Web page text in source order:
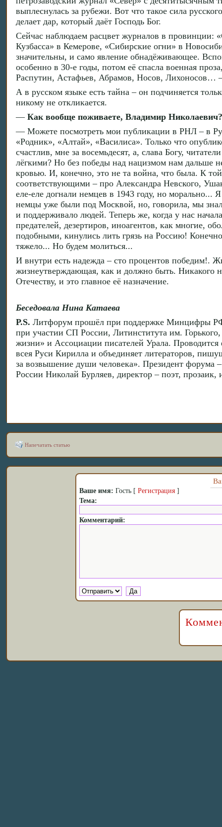
выплеснулась за рубежи. Вот что такое сила
делает дар, который даёт Господь Бог.
Сейчас наблюдаем расцвет журналов в провинции:
Кузбасса» в Кемерове, «Сибирские огни» в
значительны, и само явление обнадёживающее.
особенно в 30-е годы, потом её спасла военная
Распутин, Астафьев, Абрамов, Носов, Лихоносов…
А в русском языке есть тайна – он подчиняется
никому не откликается.
— Как вообще поживаете, Владимир
— Можете посмотреть мои публикации в РНЛ – в
«Родник», «Алтай», «Василиса». Только что
счастлив, мне за восемьдесят, а, слава Богу,
лёгкими? Но без победы над нацизмом нам дальше
кровью. И, конечно, это не та война, что была. К
соответствующими – про Александра Невского,
еле-еле догнали немцев в 1943 году, но морально...
немцы уже были под Москвой, но, говорила, мы
и поддерживало людей. Теперь же, когда у нас
предателей, дезертиров, иноагентов, как многие,
подобными, кинулись лить грязь на Россию!
тяжело... Но будем молиться...
И внутри есть надежда – сто процентов победим!.
жизнеутверждающая, как и должно быть. Никакого
Отечеству, и это главное её назначение.
Беседовала Нина Катаева
P.S. Литфорум прошёл при поддержке Минцифры
при участии СП России, Литинститута им.
жизни» и Ассоциации писателей Урала.
всея Руси Кирилла и объединяет литераторов,
за возвышение души человека». Президент форума
России Николай Бурляев, директор – поэт,
Напечатать статью
Ваше имя: Гость [ Регистрация]
Тема:
Комментарий: